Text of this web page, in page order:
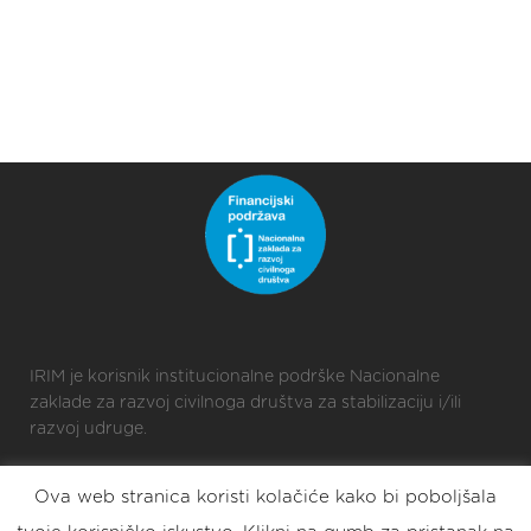
IRIM je korisnik institucionalne podrške Nacionalne
zaklade za razvoj civilnoga društva za stabilizaciju i/ili
razvoj udruge.
Ova web stranica koristi kolačiće kako bi poboljšala